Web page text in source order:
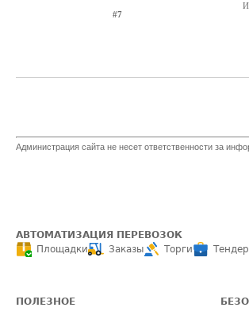
#7
Администрация сайта не несет ответственности за
АВТОМАТИЗАЦИЯ ПЕРЕВОЗОК
Площадки
Заказы Торги
ПОЛЕЗНОЕ